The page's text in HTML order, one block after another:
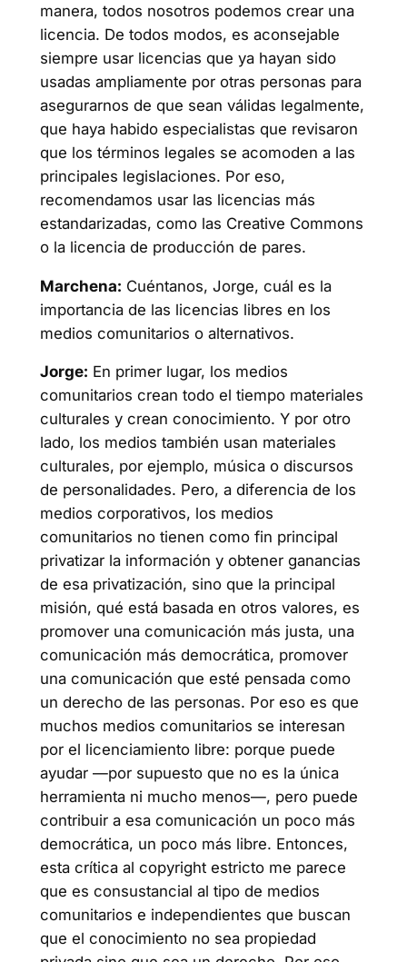
manera, todos nosotros podemos crear una
licencia. De todos modos, es aconsejable
siempre usar licencias que ya hayan sido
usadas ampliamente por otras personas para
asegurarnos de que sean válidas legalmente,
que haya habido especialistas que revisaron
que los términos legales se acomoden a las
principales legislaciones. Por eso,
recomendamos usar las licencias más
estandarizadas, como las Creative Commons
o la licencia de producción de pares.
Marchena: Cuéntanos, Jorge, cuál es la
importancia de las licencias libres en los
medios comunitarios o alternativos.
Jorge: En primer lugar, los medios
comunitarios crean todo el tiempo materiales
culturales y crean conocimiento. Y por otro
lado, los medios también usan materiales
culturales, por ejemplo, música o discursos
de personalidades. Pero, a diferencia de los
medios corporativos, los medios
comunitarios no tienen como fin principal
privatizar la información y obtener ganancias
de esa privatización, sino que la principal
misión, qué está basada en otros valores, es
promover una comunicación más justa, una
comunicación más democrática, promover
una comunicación que esté pensada como
un derecho de las personas. Por eso es que
muchos medios comunitarios se interesan
por el licenciamiento libre: porque puede
ayudar —por supuesto que no es la única
herramienta ni mucho menos—, pero puede
contribuir a esa comunicación un poco más
democrática, un poco más libre. Entonces,
esta crítica al copyright estricto me parece
que es consustancial al tipo de medios
comunitarios e independientes que buscan
que el conocimiento no sea propiedad